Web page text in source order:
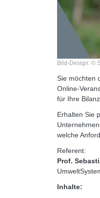
Bild-Design: ©
Sie möchten
Online-
für Ihre
Erhalten Sie
welche
Referent:
Prof.
Inhalte: